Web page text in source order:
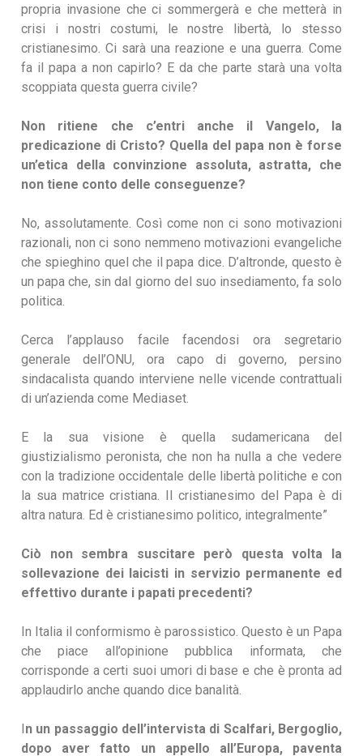
propria invasione che ci sommergerà e che metterà in
crisi i nostri costumi, le nostre libertà, lo stesso
cristianesimo. Ci sarà una reazione e una guerra. Come
fa il papa a non capirlo? E da che parte starà una volta
scoppiata questa guerra civile?
Non ritiene che c’entri anche il Vangelo, la
predicazione di Cristo? Quella del papa non è forse
un’etica della convinzione assoluta, astratta, che
non tiene conto delle conseguenze?
No, assolutamente. Così come non ci sono motivazioni
razionali, non ci sono nemmeno motivazioni evangeliche
che spieghino quel che il papa dice. D’altronde, questo è
un papa che, sin dal giorno del suo insediamento, fa solo
politica.
Cerca l’applauso facile facendosi ora segretario
generale dell’ONU, ora capo di governo, persino
sindacalista quando interviene nelle vicende contrattuali
di un’azienda come Mediaset.
E la sua visione è quella sudamericana del
giustizialismo peronista, che non ha nulla a che vedere
con la tradizione occidentale delle libertà politiche e con
la sua matrice cristiana. Il cristianesimo del Papa è di
altra natura. Ed è cristianesimo politico, integralmente”
Ciò non sembra suscitare però questa volta la
sollevazione dei laicisti in servizio permanente ed
effettivo durante i papati precedenti?
In Italia il conformismo è parossistico. Questo è un Papa
che piace all’opinione pubblica informata, che
corrisponde a certi suoi umori di base e che è pronta ad
applaudirlo anche quando dice banalità.
In un passaggio dell’intervista di Scalfari, Bergoglio,
dopo aver fatto un appello all’Europa, paventa